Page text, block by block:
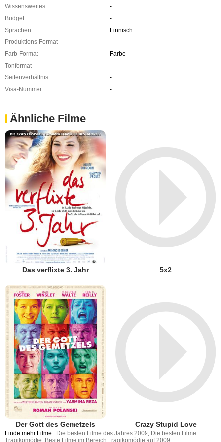
Wissenswertes
-
Budget
-
Sprachen
Finnisch
Produktions-Format
-
Farb-Format
Farbe
Tonformat
-
Seitenverhältnis
-
Visa-Nummer
-
Ähnliche Filme
Das verflixte 3. Jahr 5x2
Der Gott des Gemetzels Crazy Stupid Love
Finde mehr Filme : Die besten Filme des Jahres 2009, Die besten Filme
Tragikomödie, Beste Filme im Bereich Tragikomödie auf 2009.